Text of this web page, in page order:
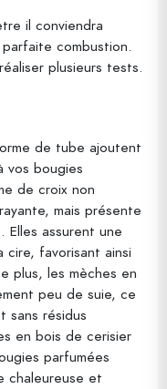
il conviendra
combustion.
plusieurs tests.
de tube ajoutent
vos bougies
de croix non
mais présente
Elles assurent une
favorisant ainsi
plus, les mèches en
peu de suie, ce
sans résidus
en bois de cerisier
parfumées
chaleureuse et